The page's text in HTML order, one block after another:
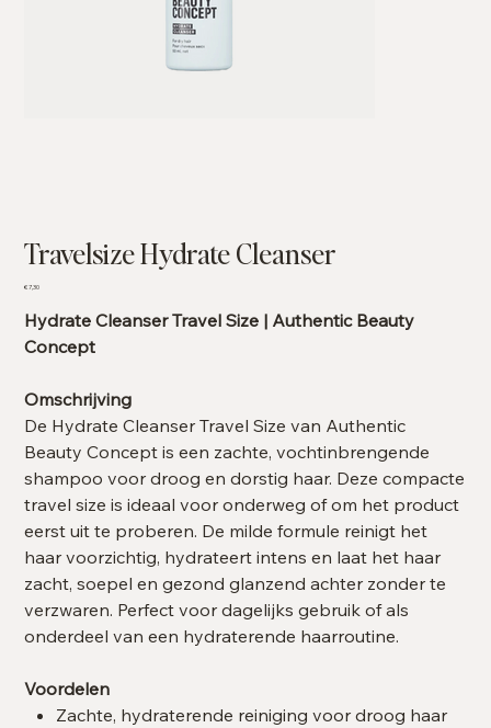
Travelsize Hydrate Cleanser
Prijs
€ 7,30
Hydrate Cleanser Travel Size | Authentic Beauty
Concept
Omschrijving
De Hydrate Cleanser Travel Size van Authentic
Beauty Concept is een zachte, vochtinbrengende
shampoo voor droog en dorstig haar. Deze compacte
travel size is ideaal voor onderweg of om het product
eerst uit te proberen. De milde formule reinigt het
haar voorzichtig, hydrateert intens en laat het haar
zacht, soepel en gezond glanzend achter zonder te
verzwaren. Perfect voor dagelijks gebruik of als
onderdeel van een hydraterende haarroutine.
Voordelen
Zachte, hydraterende reiniging voor droog haar